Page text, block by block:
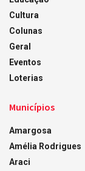
Cultura
Colunas
Geral
Eventos
Loterias
Municípios
Amargosa
Amélia Rodrigues
Araci